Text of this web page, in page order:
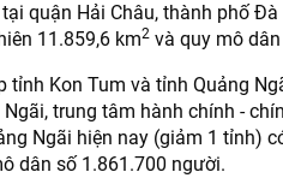
quận Hải Châu, thành phố
11.859,6 km2và quy mô
tỉnh Kon Tum và tỉnh Quảng
trung tâm hành chính -
Ngãi hiện nay (giảm 1 tỉnh)
dân số 1.861.700 người.